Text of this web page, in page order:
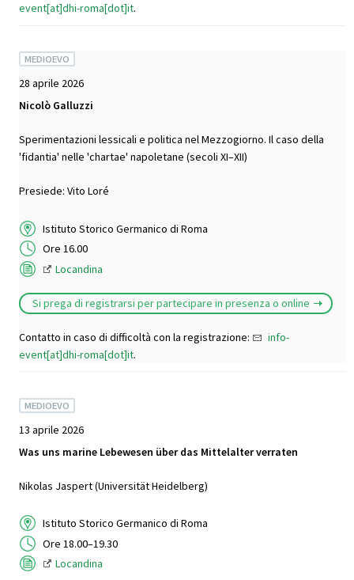
event[at]dhi-roma[dot]it.
MEDIOEVO
28 aprile 2026
Nicolò Galluzzi
Sperimentazioni lessicali e politica nel Mezzogiorno. Il caso della
'fidantia' nelle 'chartae' napoletane (secoli XI–XII)
Presiede: Vito Loré
Istituto Storico Germanico di Roma
Ore 16.00
Locandina
Si prega di registrarsi per partecipare in presenza o online
Contatto in caso di difficoltà con la registrazione:
info-
event[at]dhi-roma[dot]it.
MEDIOEVO
13 aprile 2026
Was uns marine Lebewesen über das Mittelalter verraten
Nikolas Jaspert (Universität Heidelberg)
Istituto Storico Germanico di Roma
Ore 18.00–19.30
Locandina